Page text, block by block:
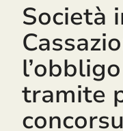
Società
tramite